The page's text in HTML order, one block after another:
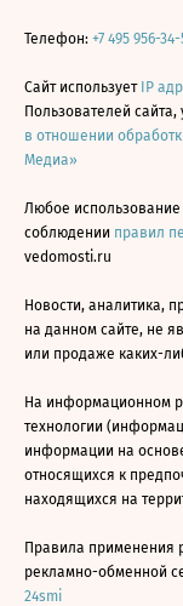
Телефон: +7 495 956-
Сайт использует IP
Пользователей
в отношении
Медиа»
Любое использование
соблюдении правил
vedomosti.ru
Новости, аналитика,
на данном сайте, не
или продаже каких-
На информационном
технологии
информации на
относящихся к
находящихся на
Правила применения
рекламно-обменной
24smi